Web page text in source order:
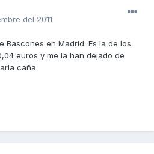
del 2011
Bascones en Madrid. Es la de los
euros y me la han dejado de
caña.